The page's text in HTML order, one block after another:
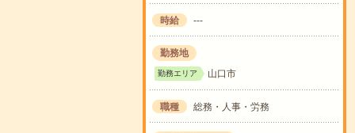
時給 ---
勤務地
勤務エリア 山口市
職種 総務・人事・労務